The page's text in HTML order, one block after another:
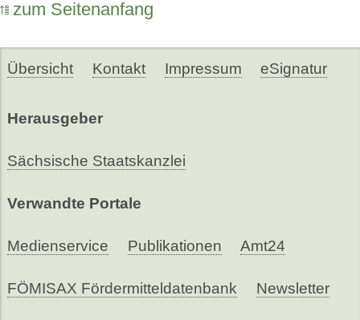
zum Seitenanfang
Übersicht Kontakt Impressum eSignatur
Herausgeber
Sächsische Staatskanzlei
Verwandte Portale
Medienservice Publikationen Amt24
FÖMISAX Fördermitteldatenbank Newsletter